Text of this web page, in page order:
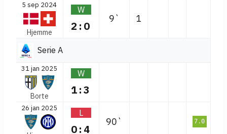
5 sep 2024
Hjemme
W
2:0
9` 1
Serie A
31 jan 2025
Borte
W
1:3
26 jan 2025 L
0:4
90` 7.0